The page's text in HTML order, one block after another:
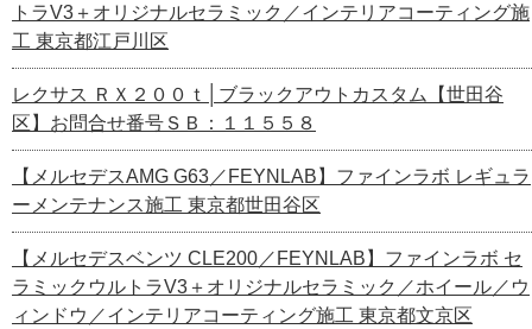
トラV3＋オリジナルセラミック／インテリアコーティング施
工 東京都江戸川区
レクサス ＲＸ２００ｔ│ブラックアウトカスタム【世田谷
区】お問合せ番号ＳＢ：１１５５８
【メルセデスAMG G63／FEYNLAB】ファインラボ レギュラ
ーメンテナンス施工 東京都世田谷区
【メルセデスベンツ CLE200／FEYNLAB】ファインラボ セ
ラミックウルトラV3＋オリジナルセラミック／ホイール／ウ
ィンドウ／インテリアコーティング施工 東京都文京区